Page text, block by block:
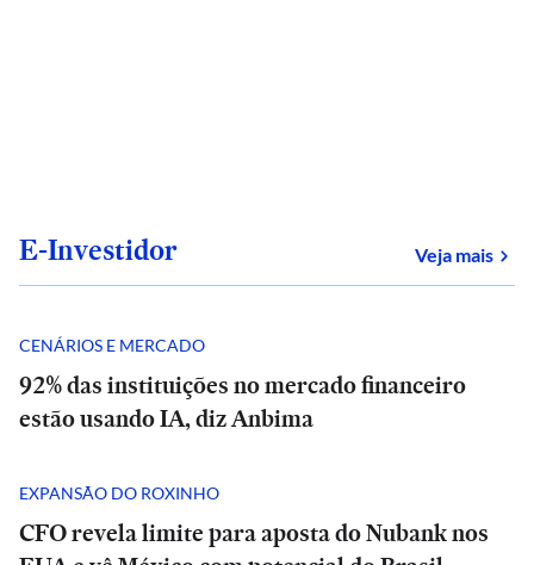
E-Investidor Veja mais
CENÁRIOS E MERCADO
92% das instituições no mercado financeiro
estão usando IA, diz Anbima
EXPANSÃO DO ROXINHO
CFO revela limite para aposta do Nubank nos